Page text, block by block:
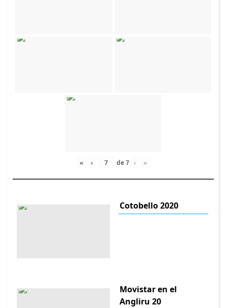
« ‹ de7 › »
Cotobello 2020
Movistar en el
Angliru 20